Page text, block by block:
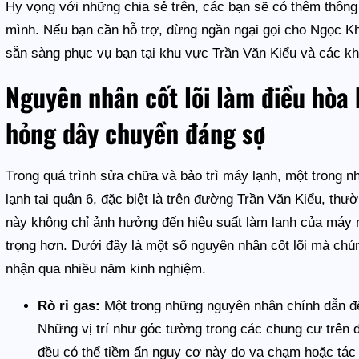
Hy vọng với những chia sẻ trên, các bạn sẽ có thêm
mình. Nếu bạn cần hỗ trợ, đừng ngần ngại gọi cho Ngọc
sẵn sàng phục vụ bạn tại khu vực Trần Văn Kiểu và các
Nguyên nhân cốt lõi làm điều
hỏng dây chuyền đáng sợ
Trong quá trình sửa chữa và bảo trì máy lạnh, một trong
lạnh tại quận 6, đặc biệt là trên đường Trần Văn Kiểu,
này không chỉ ảnh hưởng đến hiệu suất làm lạnh của
trọng hơn. Dưới đây là một số nguyên nhân cốt lõi mà
nhận qua nhiều năm kinh nghiệm.
Rò rỉ gas: Một trong những nguyên nhân chính dẫn
Những vị trí như góc tường trong các chung cư trên
đều có thể tiềm ẩn nguy cơ này do va chạm hoặc